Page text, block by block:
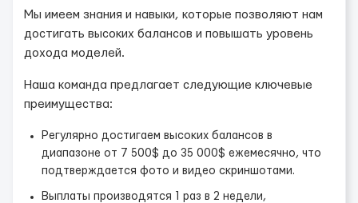
Мы имеем знания и навыки, которые позволяют нам
достигать высоких балансов и повышать уровень
дохода моделей.
Наша команда предлагает следующие ключевые
преимущества:
Регулярно достигаем высоких балансов в
диапазоне от 7 500$ до 35 000$ ежемесячно, что
подтверждается фото и видео скриншотами.
Выплаты производятся 1 раз в 2 недели,